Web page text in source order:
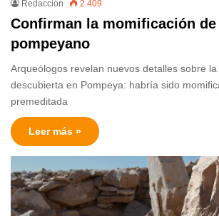
Redacción 2.409
Confirman la momificación
pompeyano
Arqueólogos revelan nuevos detalles sobre
descubierta en Pompeya: habría sido
premeditada
Leer más »